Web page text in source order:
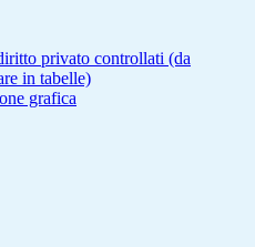
privato controllati (da
in tabelle)
grafica